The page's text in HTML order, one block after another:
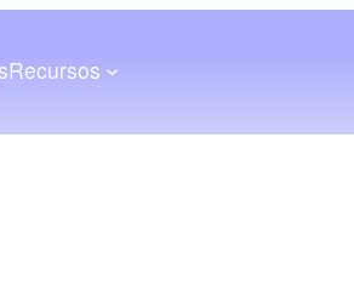
Recursos